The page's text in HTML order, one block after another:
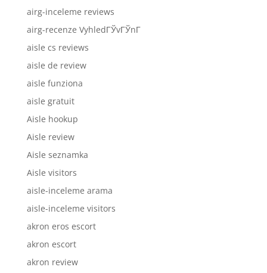
airg-inceleme reviews
airg-recenze VyhledГЎvГЎnГ­
aisle cs reviews
aisle de review
aisle funziona
aisle gratuit
Aisle hookup
Aisle review
Aisle seznamka
Aisle visitors
aisle-inceleme arama
aisle-inceleme visitors
akron eros escort
akron escort
akron review